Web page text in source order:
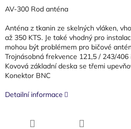
AV-300 Rod anténa
Anténa z tkanin ze skelných vláken,
až 350 KTS. Je také vhodný pro
mohou být problémem pro bičové
Trojnásobná frekvence 121,5 / 243/406
Kovová základní deska se třemi
Konektor BNC
Detailní informace